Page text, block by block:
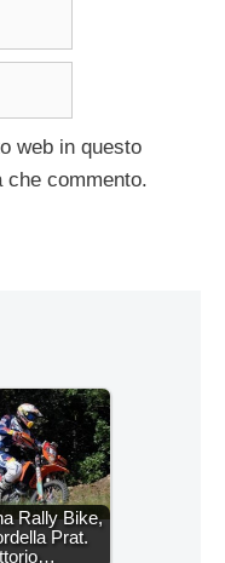
web in questo
che commento.
Rally Bike,
Prat.